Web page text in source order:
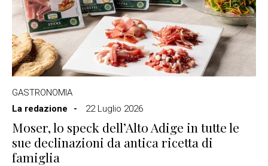
GASTRONOMIA
La redazione
22 Luglio 2026
Moser, lo speck dell’Alto Adige in tutte le
sue declinazioni da antica ricetta di
famiglia